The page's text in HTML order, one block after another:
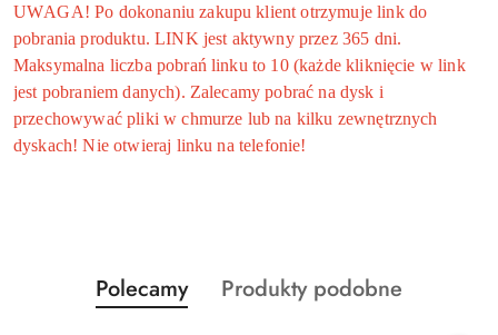
UWAGA! Po dokonaniu zakupu klient otrzymuje link do
pobrania produktu. LINK jest aktywny przez 365 dni.
Maksymalna liczba pobrań linku to 10 (każde kliknięcie w link
jest pobraniem danych). Zalecamy pobrać na dysk i
przechowywać pliki w chmurze lub na kilku zewnętrznych
dyskach! Nie otwieraj linku na telefonie!
Pomiń karuzelę produktów
Produkty
o
Polecamy
Produkty
Produkty podobne